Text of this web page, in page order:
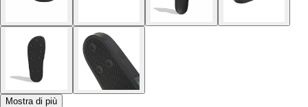
Mostra di più